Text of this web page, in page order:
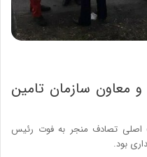
معاون سازمان تامین
تصادف منجر به فوت رئیس
بود.